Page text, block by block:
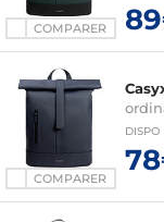
COMPARER
COMPARER
DISPO